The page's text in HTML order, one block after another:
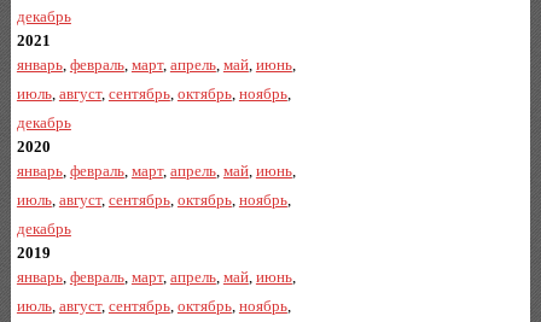
декабрь
2021
январь, февраль, март, апрель, май, июнь,
июль, август, сентябрь, октябрь, ноябрь,
декабрь
2020
январь, февраль, март, апрель, май, июнь,
июль, август, сентябрь, октябрь, ноябрь,
декабрь
2019
январь, февраль, март, апрель, май, июнь,
июль, август, сентябрь, октябрь, ноябрь,